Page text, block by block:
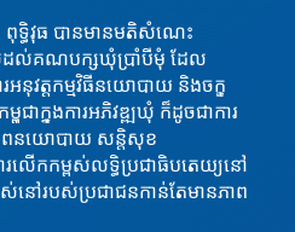
ពុទ្ធិវុធ បានមានមតិសំណេះ
ល់គណបក្សឃុំប្រាំបីមុំ​ ដែល
អនុវត្តកម្មវិធីនយោបាយ និងចក្ខុ
ាក្នុងការអភិវឌ្ឍឃុំ ក៏ដូចជាការ
ាពនយោបាយ សន្តិសុខ
លើកកម្ពស់លទ្ធិប្រជាធិបតេយ្យនៅ
នៅរបស់ប្រជាជនកាន់តែមានភាព